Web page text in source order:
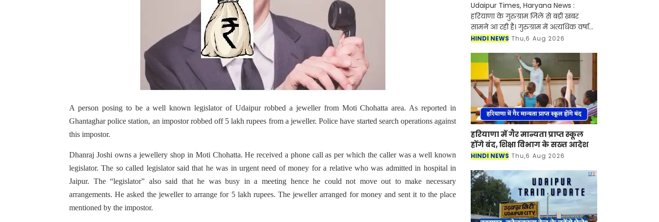
A person posing to be a well known legislator of Udaipur robbed a jeweller from Moti Chohatta area. As reported in
Ghantaghar police station, an impostor robbed off 5 lakh rupees from a jeweller. Police have started search operations against
this impostor.
Dhanraj Joshi owns a jewellery shop in Moti Chohatta. He received a phone call as per which the caller was a well known
legislator. The so called legislator said that he was in urgent need of money for a relative who was admitted in hospital in
Jaipur. The “legislator” also said that he was busy in a meeting hence he could not move out to make necessary
arrangements. He asked the jeweller to arrange for 5 lakh rupees. The jeweller arranged for money and sent it to the place
mentioned by the impostor.
Udaipur Times, Haryana News :
हरियाणा के गुरुग्राम जिले से बड़ी खबर
सामने आ रही है। गुरुग्राम में अत्यधिक वर्षा
के कारण कॉर्पोरेट कर्मचारियों के लिए 'वर्क
गुर
HINDI NEWS Thu,6 Aug 2026
हरियाणा में गैर मान्यता प्राप्त स्कूल
होंगे बंद, शिक्षा विभाग के सख्त आदेश
HINDI NEWS Thu,6 Aug 2026